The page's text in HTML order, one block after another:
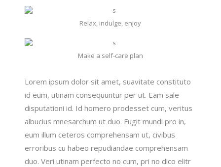
Relax, indulge, enjoy
Make a self-care plan
Lorem ipsum dolor sit amet, suavitate constituto
id eum, utinam consequuntur per ut. Eam sale
disputationi id. Id homero prodesset cum, veritus
albucius mnesarchum ut duo. Fugit mundi pro in,
eum illum ceteros comprehensam ut, civibus
erroribus cu habeo repudiandae comprehensam
duo. Veri utinam perfecto no cum, pri no dico elitr